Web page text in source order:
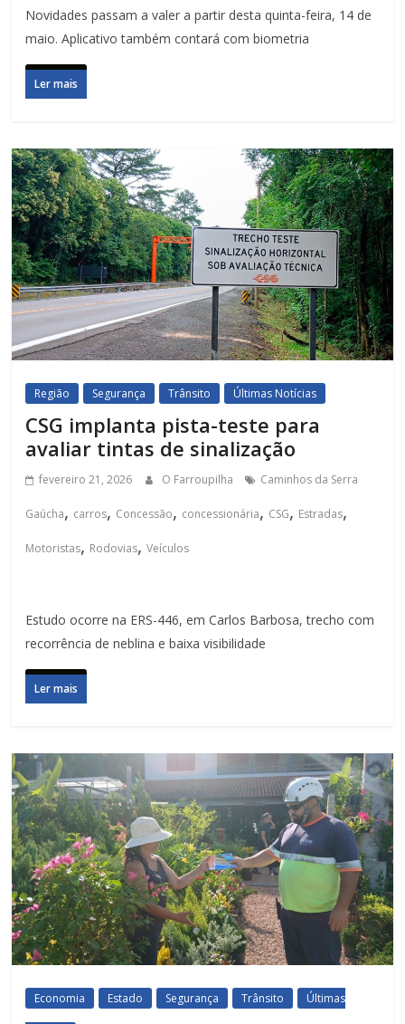
Novidades passam a valer a partir desta quinta-feira, 14 de
maio. Aplicativo também contará com biometria
Ler mais
Região Segurança Trânsito Últimas Notícias
CSG implanta pista-teste para
avaliar tintas de sinalização
fevereiro 21, 2026 O Farroupilha Caminhos da Serra
Gaúcha, carros, Concessão, concessionária, CSG, Estradas,
Motoristas, Rodovias,Veículos
Estudo ocorre na ERS-446, em Carlos Barbosa, trecho com
recorrência de neblina e baixa visibilidade
Ler mais
Economia Estado Segurança Trânsito Últimas